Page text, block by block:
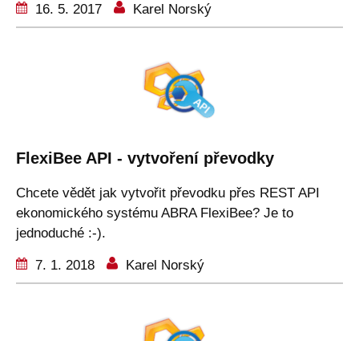
16. 5. 2017 Karel Norský
FlexiBee API - vytvoření převodky
Chcete vědět jak vytvořit převodku přes REST API
ekonomického systému ABRA FlexiBee? Je to
jednoduché :-).
7. 1. 2018 Karel Norský